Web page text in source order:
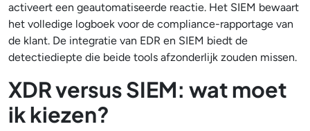
activeert een geautomatiseerde reactie. Het SIEM bewaart
het volledige logboek voor de compliance-rapportage van
de klant. De integratie van EDR en SIEM biedt de
detectiediepte die beide tools afzonderlijk zouden missen.
XDR versus SIEM: wat moet
ik kiezen?